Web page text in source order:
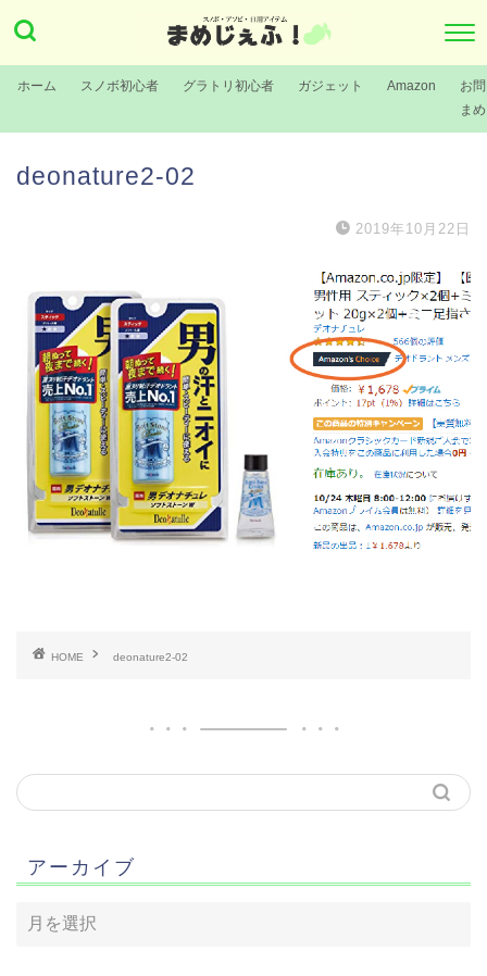
ホーム スノボ初心者 グラトリ初心者 ガジェット Amazon
お
ま
deonature2-02
2019年10月22日
HOME deonature2-02
アーカイブ